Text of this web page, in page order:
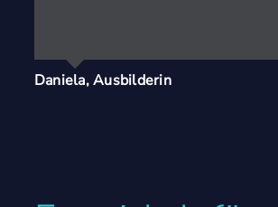
Daniela, Ausbilderin